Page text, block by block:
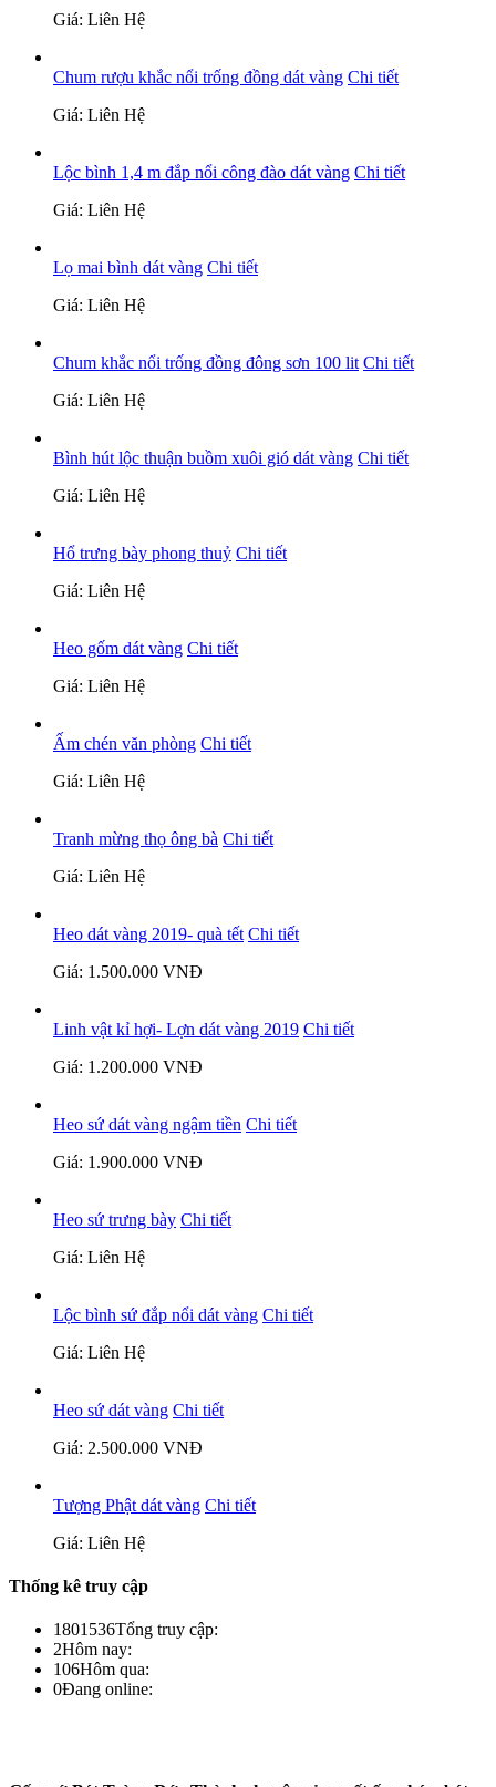
Giá: Liên Hệ
Chum rượu khắc nổi trống đồng dát vàng Chi tiết
Giá: Liên Hệ
Lộc bình 1,4 m đắp nổi công đào dát vàng Chi tiết
Giá: Liên Hệ
Lọ mai bình dát vàng Chi tiết
Giá: Liên Hệ
Chum khắc nổi trống đồng đông sơn 100 lit Chi tiết
Giá: Liên Hệ
Bình hút lộc thuận buồm xuôi gió dát vàng Chi tiết
Giá: Liên Hệ
Hổ trưng bày phong thuỷ Chi tiết
Giá: Liên Hệ
Heo gốm dát vàng Chi tiết
Giá: Liên Hệ
Ấm chén văn phòng Chi tiết
Giá: Liên Hệ
Tranh mừng thọ ông bà Chi tiết
Giá: Liên Hệ
Heo dát vàng 2019- quà tết Chi tiết
Giá: 1.500.000 VNĐ
Linh vật kỉ hợi- Lợn dát vàng 2019 Chi tiết
Giá: 1.200.000 VNĐ
Heo sứ dát vàng ngậm tiền Chi tiết
Giá: 1.900.000 VNĐ
Heo sứ trưng bày Chi tiết
Giá: Liên Hệ
Lộc bình sứ đắp nổi dát vàng Chi tiết
Giá: Liên Hệ
Heo sứ dát vàng Chi tiết
Giá: 2.500.000 VNĐ
Tượng Phật dát vàng Chi tiết
Giá: Liên Hệ
Thống kê truy cập
1801536Tổng truy cập:
2Hôm nay:
106Hôm qua:
0Đang online: